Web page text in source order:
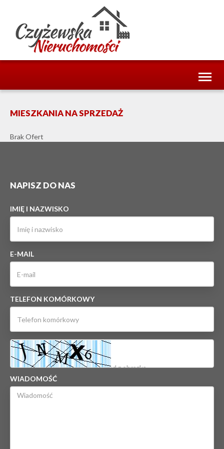
MIESZKANIA NA SPRZEDAŻ
Brak Ofert
NAPISZ DO NAS
IMIĘ I NAZWISKO
E-MAIL
TELEFON KOMÓRKOWY
WIADOMOŚĆ